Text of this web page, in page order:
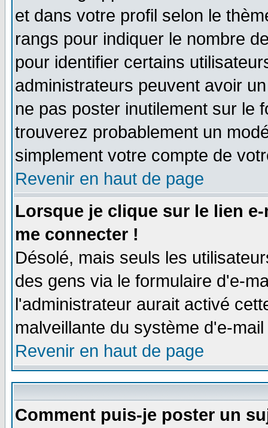
et dans votre profil selon le
rangs pour indiquer le nombre
pour identifier certains
administrateurs peuvent avoir
ne pas poster inutilement sur le
trouverez probablement un
simplement votre compte de
Revenir en haut de page
Lorsque je clique sur le lien
me connecter !
Désolé, mais seuls les
des gens via le formulaire d'e-
l'administrateur aurait activé
malveillante du système d'e-
Revenir en haut de page
Comment puis-je poster un